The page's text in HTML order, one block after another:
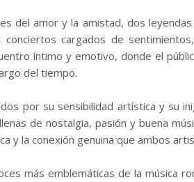
del amor y la amistad, dos
cargados de
íntimo y emotivo, donde el
del tiempo.
por su sensibilidad artística y su
de nostalgia, pasión y buena
y la conexión genuina que ambos
más emblemáticas de la música